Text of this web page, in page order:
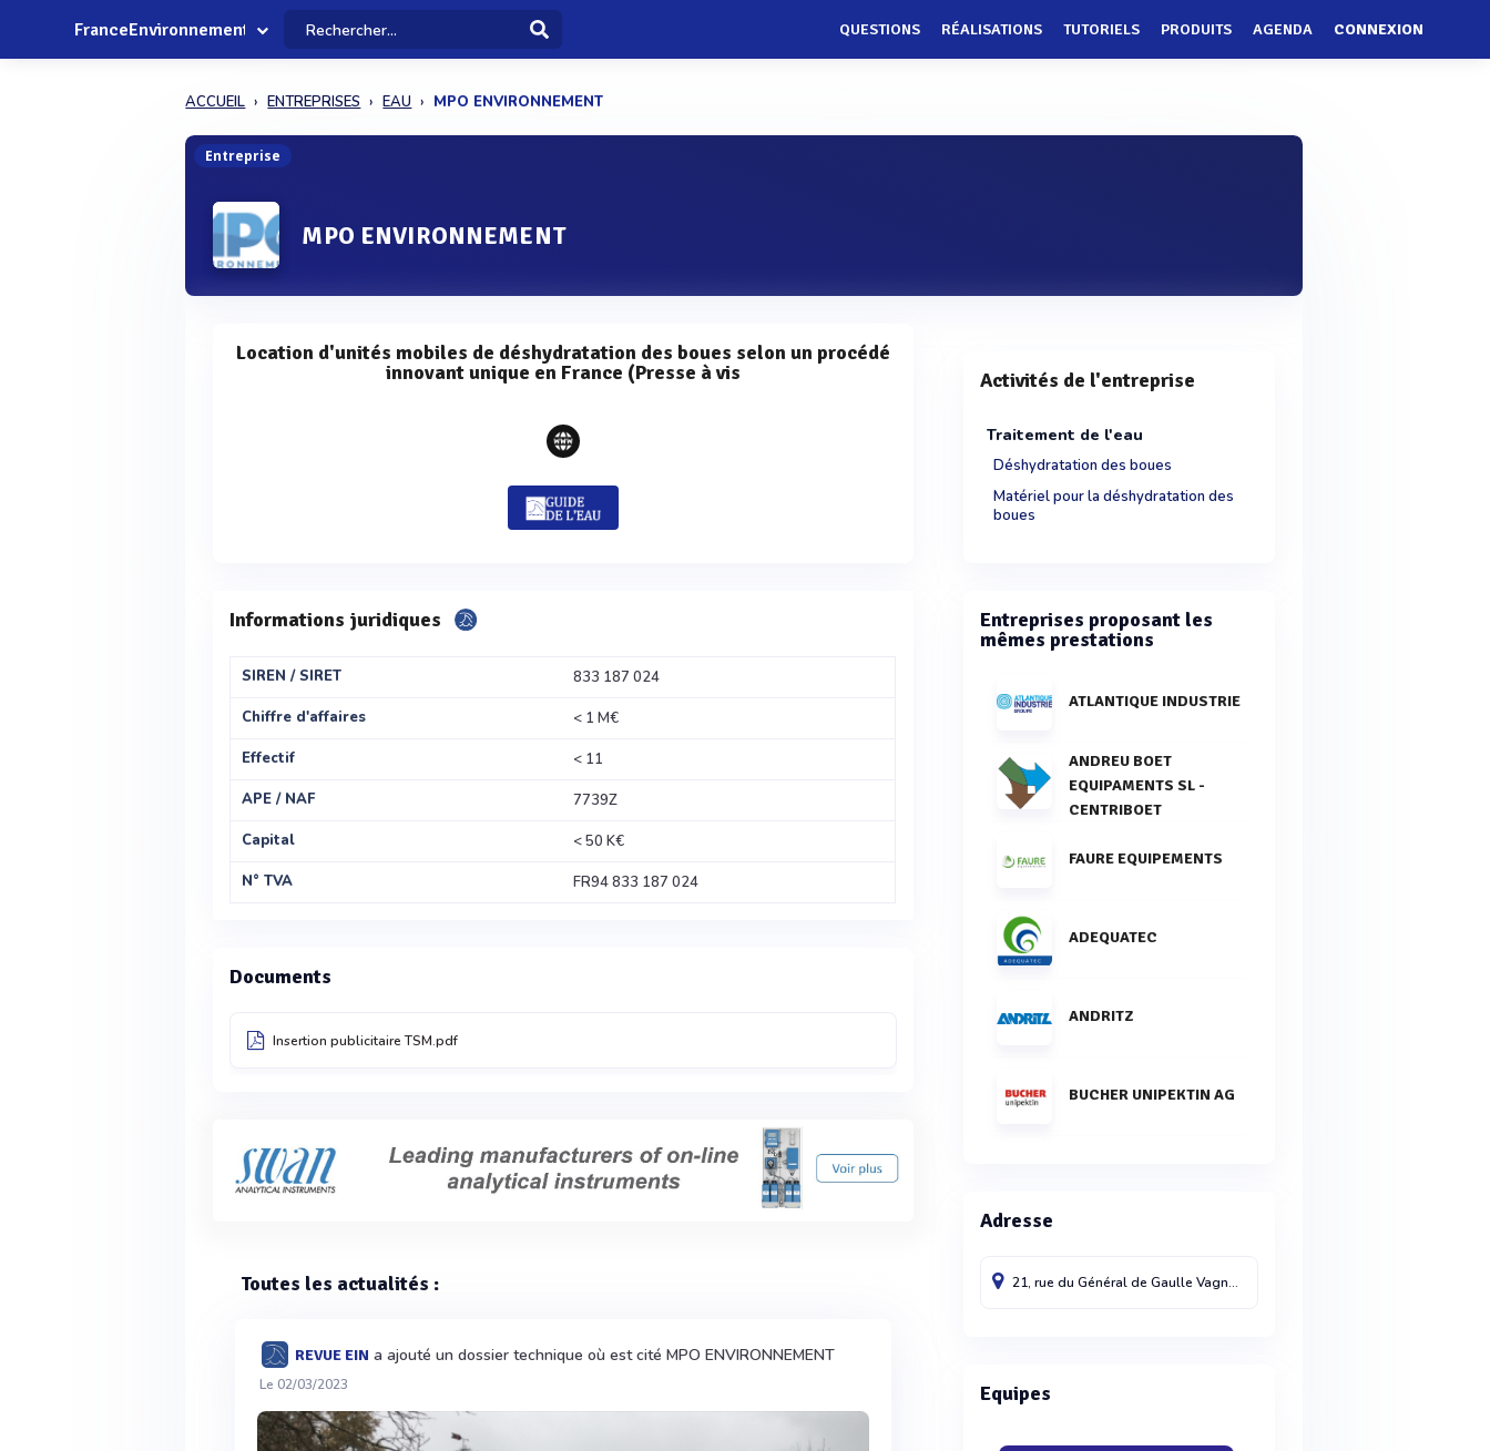
FranceEnvironnement QUESTIONS RÉALISATIONS TUTORIELS PRODUITS AGENDA CONNEXION
ACCUEIL ENTREPRISES EAU MPO ENVIRONNEMENT
Entreprise
MPO ENVIRONNEMENT
Location d'unités mobiles de déshydratation des boues selon un procédé
innovant unique en France (Presse à vis
Informations juridiques
SIREN / SIRET
833 187 024
Chiffre d'affaires
< 1 M€
Effectif
< 11
APE / NAF
7739Z
Capital
< 50 K€
N° TVA
FR94 833 187 024
Documents
Insertion publicitaire TSM.pdf
Toutes les actualités :
REVUE EIN a ajouté un dossier technique où est cité MPO ENVIRONNEMENT
Le 02/03/2023
Activités de l'entreprise
Traitement de l'eau
Déshydratation des boues
Matériel pour la déshydratation des
boues
Entreprises proposant les
mêmes prestations
ATLANTIQUE INDUSTRIE
ANDREU BOET
EQUIPAMENTS SL -
CENTRIBOET
FAURE EQUIPEMENTS
ADEQUATEC
ANDRITZ
BUCHER UNIPEKTIN AG
Adresse
21, rue du Général de GaulleVagney
Equipes